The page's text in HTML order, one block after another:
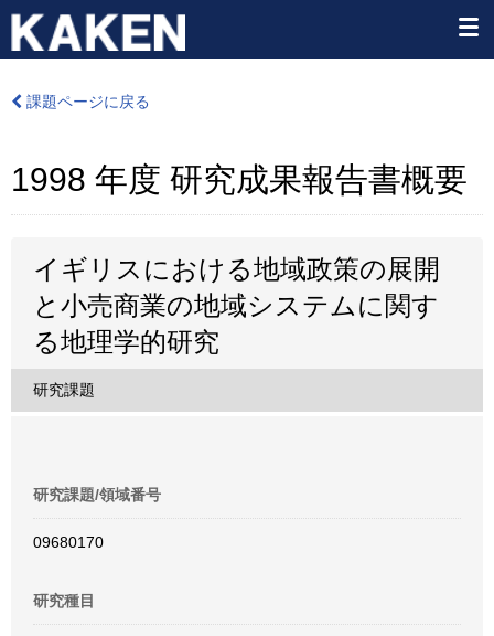
課題ページに戻る
1998 年度 研究成果報告書概要
イギリスにおける地域政策の展開
と小売商業の地域システムに関す
る地理学的研究
研究課題
研究課題/領域番号
09680170
研究種目